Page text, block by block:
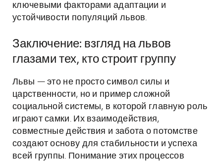
ключевыми факторами адаптации и
устойчивости популяций львов.
Заключение: взгляд на львов
глазами тех, кто строит группу
Львы — это не просто символ силы и
царственности, но и пример сложной
социальной системы, в которой главную роль
играют самки. Их взаимодействия,
совместные действия и забота о потомстве
создают основу для стабильности и успеха
всей группы. Понимание этих процессов